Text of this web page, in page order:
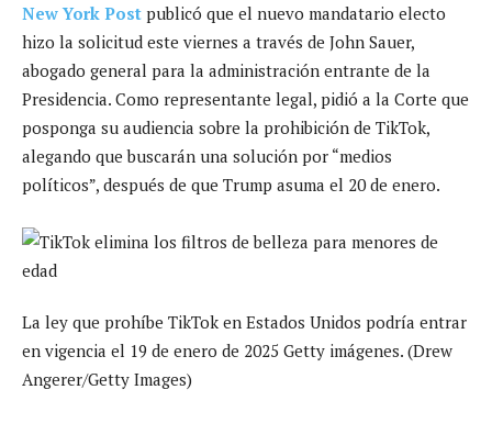
New York Post publicó que el nuevo mandatario electo
hizo la solicitud este viernes a través de John Sauer,
abogado general para la administración entrante de la
Presidencia. Como representante legal, pidió a la Corte que
posponga su audiencia sobre la prohibición de TikTok,
alegando que buscarán una solución por “medios
políticos”, después de que Trump asuma el 20 de enero.
La ley que prohíbe TikTok en Estados Unidos podría entrar
en vigencia el 19 de enero de 2025 Getty imágenes. (Drew
Angerer/Getty Images)